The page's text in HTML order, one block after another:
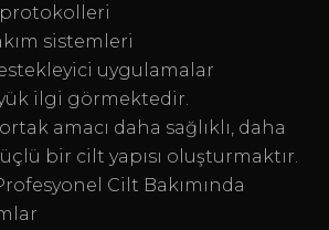
sistemleri
uygulamalar
ilgi görmektedir.
amacı daha sağlıklı, daha
bir cilt yapısı oluşturmaktır.
Cilt Bakımında